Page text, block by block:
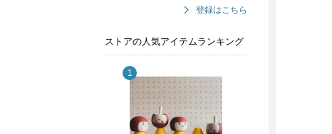
登録はこちら
ストアの人気アイテムランキング